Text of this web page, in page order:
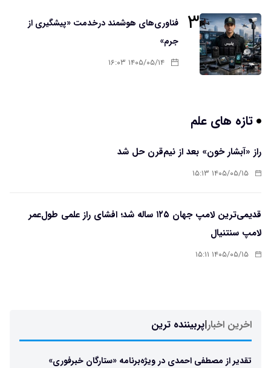
۳
فناوری‌های هوشمند درخدمت «پیشگیری از
جرم»
۱۴۰۵/۰۵/۱۴ ۱۶:۰۳
تازه های علم
راز «آبشار خون» بعد از نیم‌قرن حل شد
۱۴۰۵/۰۵/۱۵ ۱۵:۱۳
قدیمی‌ترین لامپ جهان ۱۲۵ ساله شد؛ افشای راز علمی طول‌عمر
لامپ سنتنیال
۱۴۰۵/۰۵/۱۵ ۱۵:۱۱
اخرین اخبار|پربیننده ترین
تقدیر از مصطفی احمدی در ویژه‌برنامه «ستارگان خبرفوری»